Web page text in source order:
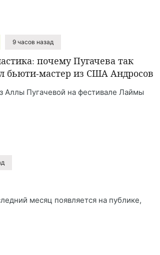
9 часов назад
почему Пугачева так
бьюти-мастер из США Андросов
Аллы Пугачевой на фестивале Лаймы
месяц появляется на публике,